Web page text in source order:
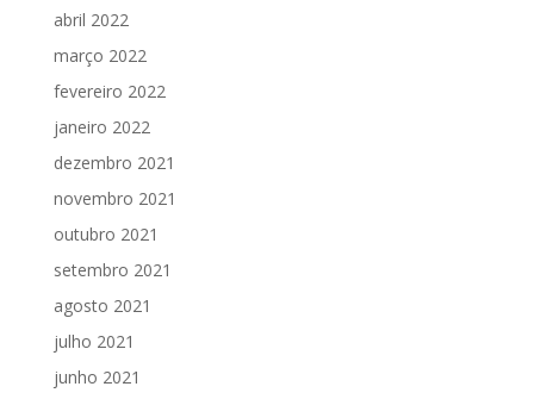
abril 2022
março 2022
fevereiro 2022
janeiro 2022
dezembro 2021
novembro 2021
outubro 2021
setembro 2021
agosto 2021
julho 2021
junho 2021